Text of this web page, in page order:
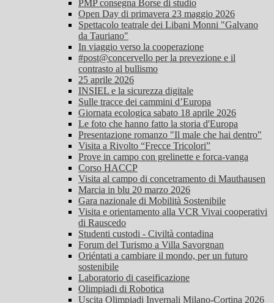
PMP consegna Borse di studio
Open Day di primavera 23 maggio 2026
Spettacolo teatrale dei Libani Monni "Galvano
da Tauriano"
In viaggio verso la cooperazione
#post@concervello per la prevezione e il
contrasto al bullismo
25 aprile 2026
INSIEL e la sicurezza digitale
Sulle tracce dei cammini d’Europa
Giornata ecologica sabato 18 aprile 2026
Le foto che hanno fatto la storia d'Europa
Presentazione romanzo "Il male che hai dentro"
Visita a Rivolto “Frecce Tricolori”
Prove in campo con grelinette e forca-vanga
Corso HACCP
Visita al campo di concetramento di Mauthausen
Marcia in blu 20 marzo 2026
Gara nazionale di Mobilità Sostenibile
Visita e orientamento alla VCR Vivai cooperativi
di Rauscedo
Studenti custodi - Civiltà contadina
Forum del Turismo a Villa Savorgnan
Oriéntati a cambiare il mondo, per un futuro
sostenibile
Laboratorio di caseificazione
Olimpiadi di Robotica
Uscita Olimpiadi Invernali Milano-Cortina 2026